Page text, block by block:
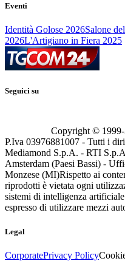
Eventi
Identità Golose 2026Salone
2026L'Artigiano in Fiera 2025
Seguici su
Copyright © 1999-
P.Iva 03976881007 - Tutti i
Mediamond S.p.A. - RTI
Amsterdam (Paesi Bassi) -
Monzese (MI)Rispetto ai
riprodotti è vietata ogni
sistemi di intelligenza
espresso di utilizzare mezzi
Legal
CorporatePrivacy Policy